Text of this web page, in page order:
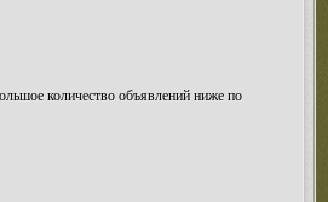
количество объявлений ниже по